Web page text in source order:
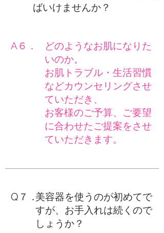
ばいけませんか？
A６．
どのようなお肌になりた
いのか。
お肌トラブル・生活習慣
などカウンセリングさせ
ていただき、
お客様のご予算、ご要望
に合わせたご提案をさせ
ていただきます。
Q７．美容器を使うのが初めてで
すが、お手入れは続くので
しょうか？